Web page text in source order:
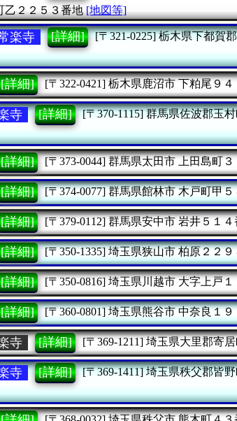
乙２２５３番地 [地図等]
楽寺 [詳細] [〒321-0225] 栃木県下都賀
[詳細] [〒322-0421] 栃木県鹿沼市 下粕尾９４
寺 [詳細] [〒370-1115] 群馬県佐波郡玉
[詳細] [〒373-0044] 群馬県太田市 上田島町３
[詳細] [〒374-0077] 群馬県館林市木戸町甲５
[詳細] [〒379-0112] 群馬県安中市 岩井５１４
[詳細] [〒350-1335] 埼玉県狭山市柏原２２９
[詳細] [〒350-0816] 埼玉県川越市 大字上戸
[詳細] [〒360-0801] 埼玉県熊谷市中奈良１９
寺 [詳細] [〒369-1211] 埼玉県大里郡寄居
寺 [詳細] [〒369-1411] 埼玉県秩父郡皆